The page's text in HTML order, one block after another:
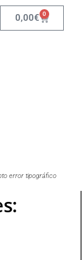
0,00€ 0
error tipográfico